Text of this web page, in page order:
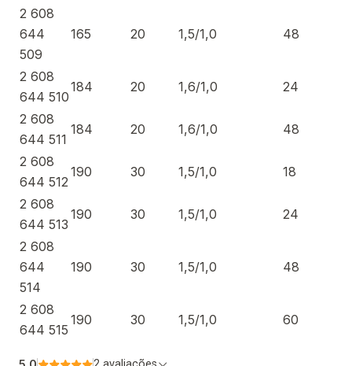
2 608
644
509
165 20 1,5/1,0 48
2 608
644 510
184 20 1,6/1,0 24
2 608
644 511
184 20 1,6/1,0 48
2 608
644 512
190 30 1,5/1,0 18
2 608
644 513
190 30 1,5/1,0 24
2 608
644
514
190 30 1,5/1,0 48
2 608
644 515
190 30 1,5/1,0 60